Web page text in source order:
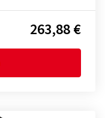
263,88 €